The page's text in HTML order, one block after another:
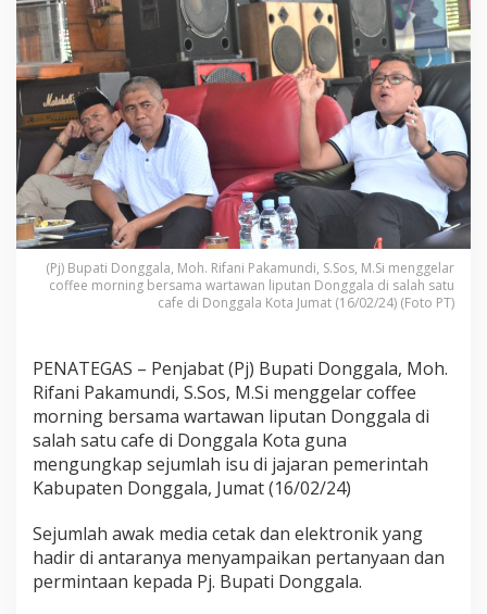
o
g
l
a
C
o
f
f
e
M
o
r
n
B
e
r
s
a
a
a
r
(Pj) Bupati Donggala, Moh. Rifani Pakamundi, S.Sos, M.Si menggelar
coffee morning bersama wartawan liputan Donggala di salah satu
cafe di Donggala Kota Jumat (16/02/24) (Foto PT)
PENATEGAS – Penjabat (Pj) Bupati Donggala, Moh.
Rifani Pakamundi, S.Sos, M.Si menggelar coffee
morning bersama wartawan liputan Donggala di
salah satu cafe di Donggala Kota guna
mengungkap sejumlah isu di jajaran pemerintah
Kabupaten Donggala, Jumat (16/02/24)
Sejumlah awak media cetak dan elektronik yang
hadir di antaranya menyampaikan pertanyaan dan
permintaan kepada Pj. Bupati Donggala.